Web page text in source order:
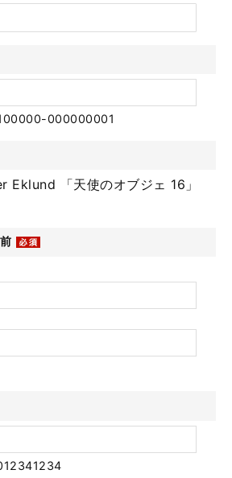
000000001
Eklund 「天使のオブジェ 16」